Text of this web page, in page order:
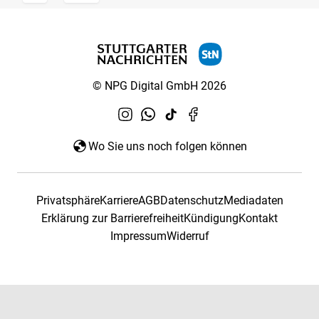
© NPG Digital GmbH 2026
Wo Sie uns noch folgen können
PrivatsphäreKarriereAGBDatenschutzMediadaten
Erklärung zur BarrierefreiheitKündigungKontakt
ImpressumWiderruf